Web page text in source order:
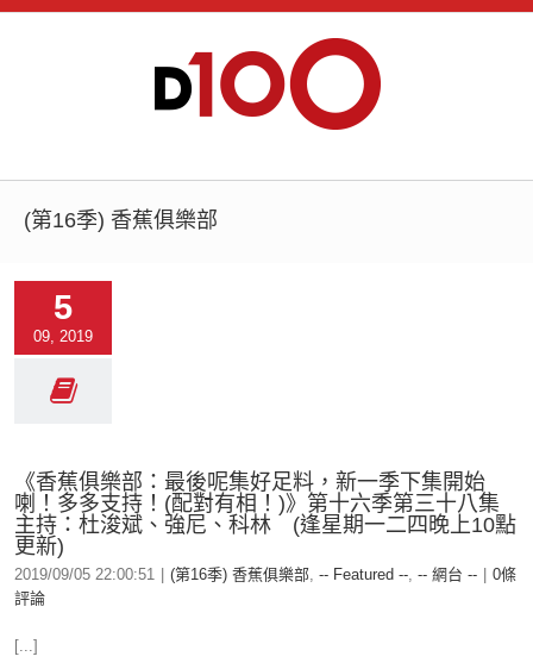
(第16季) 香蕉俱樂部
5
09, 2019
《香蕉俱樂部：最後呢集好足料，新一季下集開始
喇！多多支持！(配對有相！)》第十六季第三十八集
主持：杜浚斌、強尼、科林 (逢星期一二四晚上10點
更新)
2019/09/05 22:00:51 (第16季) 香蕉俱樂部, -- Featured --, -- 網台 --
0條
評論
[...]